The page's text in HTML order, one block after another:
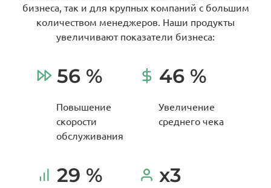
бизнеса, так и для крупных компаний с большим
количеством менеджеров. Наши продукты
увеличивают показатели бизнеса:
56 %
Повышение
скорости
обслуживания
46 %
Увеличение
среднего чека
29 % x3